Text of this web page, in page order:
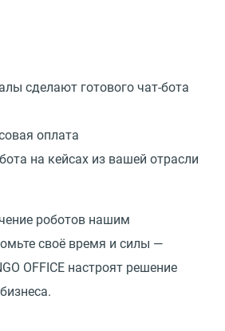
сделают готового чат-бота
оплата
на кейсах из вашей отрасли
роботов нашим
своё время и силы —
OFFICE настроят решение